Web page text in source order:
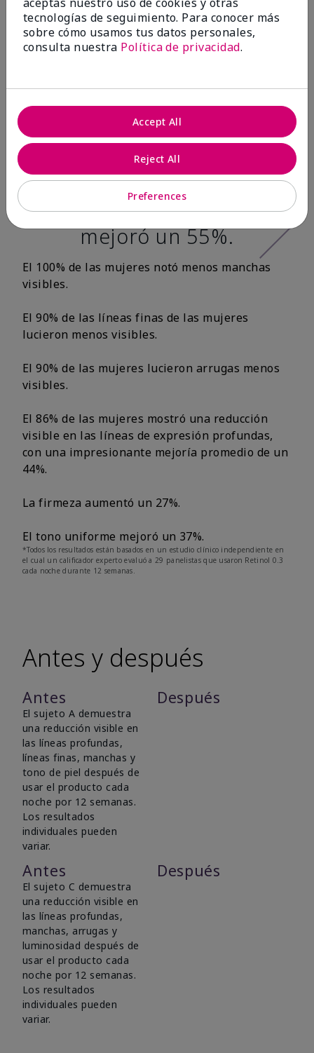
Después de 12
100% de las
mujeres tuvo una
apariencia más
tersa en la textura
de la piel y la
suavidad de la piel
mejoró un 55%.
El 100% de las mujeres notó menos manchas
visibles.
El 90% de las líneas finas de las mujeres
lucieron menos visibles.
El 90% de las mujeres lucieron arrugas menos
visibles.
El 86% de las mujeres mostró una reducción
visible en las líneas de expresión profundas,
con una impresionante mejoría promedio de un
44%.
La firmeza aumentó un 27%.
El tono uniforme mejoró un 37%.
*Todos los resultados están basados en un estudio clínico independiente en
el cual un calificador experto evaluó a 29 panelistas que usaron Retinol 0.3
cada noche durante 12 semanas.
Antes y después
Antes Después
El sujeto A demuestra
una reducción visible en
las líneas profundas,
líneas finas, manchas y
tono de piel después de
usar el producto cada
noche por 12 semanas.
Los resultados
individuales pueden
variar.
Antes Después
El sujeto C demuestra
una reducción visible en
las líneas profundas,
manchas, arrugas y
luminosidad después de
usar el producto cada
noche por 12 semanas.
Los resultados
individuales pueden
variar.
tecnologías de seguimiento. Para conocer más
sobre cómo usamos tus datos personales,
consulta nuestra Política de privacidad.
Preferences
Reject All
Accept All